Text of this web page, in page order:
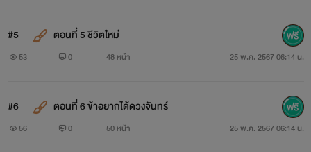
#5 ตอนที่ 5 ชีวิตใหม่
53 0 48 หน้า 25 พ.ค. 2567 06:14 น.
#6 ตอนที่ 6 ข้าอยากได้ดวงจันทร์
56 0 50 หน้า 25 พ.ค. 2567 06:14 น.